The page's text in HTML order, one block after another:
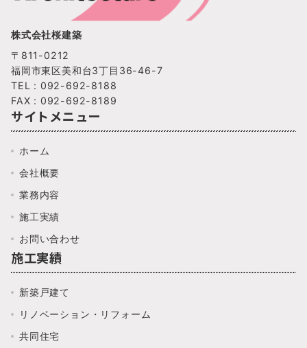
株式会社桜建築
〒811-0212
福岡市東区美和台3丁目36-46-7
TEL : 092-692-8188
FAX : 092-692-8189
サイトメニュー
ホーム
会社概要
業務内容
施工実績
お問い合わせ
施工実績
新築戸建て
リノベーション・リフォーム
共同住宅